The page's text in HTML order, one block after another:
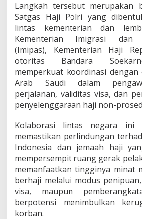
u
n
g
i
M
a
s
y
a
r
a
k
t
d
a
r
i
P
r
a
t
Langkah tersebut merupakan
Satgas Haji Polri yang
lintas kementerian dan
Kementerian Imigrasi dan
(Imipas), Kementerian Haji
otoritas Bandara
memperkuat koordinasi dengan
Arab Saudi dalam
perjalanan, validitas visa, dan
penyelenggaraan haji non-
Kolaborasi lintas negara ini
memastikan perlindungan
Indonesia dan jemaah haji
mempersempit ruang gerak
memanfaatkan tingginya minat
berhaji melalui modus
visa, maupun
berpotensi menimbulkan
korban.